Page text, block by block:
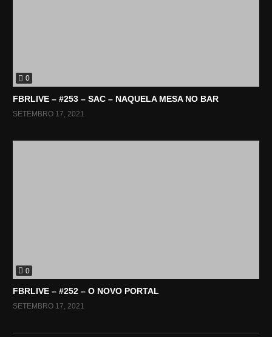
0
FBRLIVE – #253 – SAC – NAQUELA MESA NO BAR
SETEMBRO 17, 2021
0
FBRLIVE – #252 – O NOVO PORTAL
SETEMBRO 17, 2021